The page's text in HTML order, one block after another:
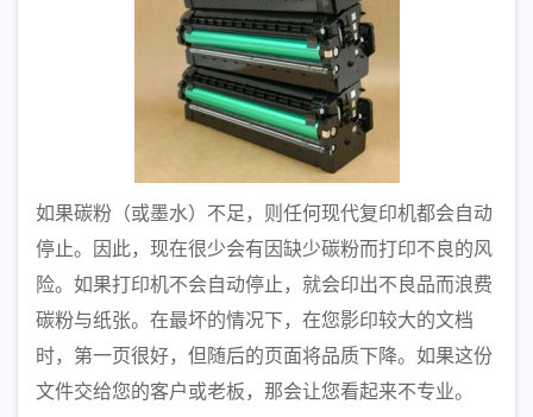
如果碳粉（或墨水）不足，则任何现代复印机都会自动
停止。因此，现在很少会有因缺少碳粉而打印不良的风
险。如果打印机不会自动停止，就会印出不良品而浪费
碳粉与纸张。在最坏的情况下，在您影印较大的文档
时，第一页很好，但随后的页面将品质下降。如果这份
文件交给您的客户或老板，那会让您看起来不专业。